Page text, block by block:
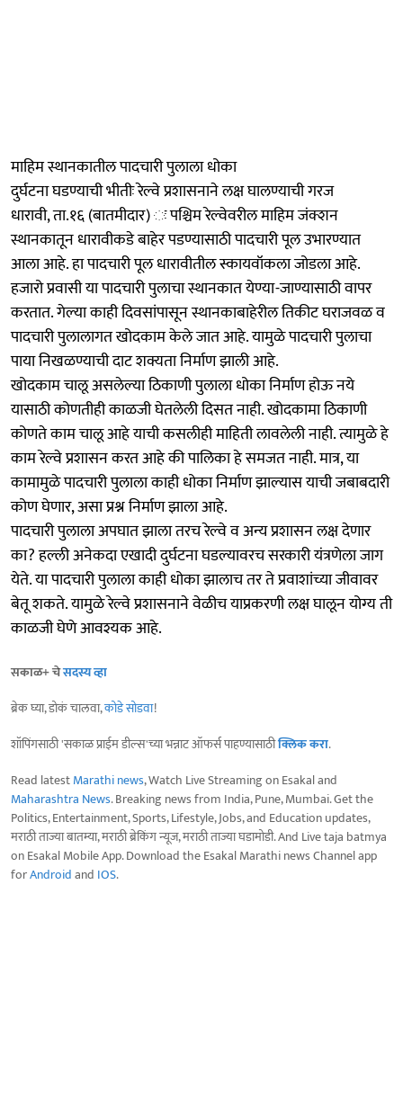
माहिम स्थानकातील पादचारी पुलाला धोका
दुर्घटना घडण्याची भीतीः रेल्वे प्रशासनाने लक्ष घालण्याची गरज
धारावी, ता.१६ (बातमीदार) ः पश्चिम रेल्वेवरील माहिम जंक्शन
स्थानकातून धारावीकडे बाहेर पडण्यासाठी पादचारी पूल उभारण्यात
आला आहे. हा पादचारी पूल धारावीतील स्कायवॉकला जोडला आहे.
हजारो प्रवासी या पादचारी पुलाचा स्थानकात येण्या-जाण्यासाठी वापर
करतात. गेल्या काही दिवसांपासून स्थानकाबाहेरील तिकीट घराजवळ व
पादचारी पुलालागत खोदकाम केले जात आहे. यामुळे पादचारी पुलाचा
पाया निखळण्याची दाट शक्यता निर्माण झाली आहे.
खोदकाम चालू असलेल्या ठिकाणी पुलाला धोका निर्माण होऊ नये
यासाठी कोणतीही काळजी घेतलेली दिसत नाही. खोदकामा ठिकाणी
कोणते काम चालू आहे याची कसलीही माहिती लावलेली नाही. त्यामुळे हे
काम रेल्वे प्रशासन करत आहे की पालिका हे समजत नाही. मात्र, या
कामामुळे पादचारी पुलाला काही धोका निर्माण झाल्यास याची जबाबदारी
कोण घेणार, असा प्रश्न निर्माण झाला आहे.
पादचारी पुलाला अपघात झाला तरच रेल्वे व अन्य प्रशासन लक्ष देणार
का? हल्ली अनेकदा एखादी दुर्घटना घडल्यावरच सरकारी यंत्रणेला जाग
येते. या पादचारी पुलाला काही धोका झालाच तर ते प्रवाशांच्या जीवावर
बेतू शकते. यामुळे रेल्वे प्रशासनाने वेळीच याप्रकरणी लक्ष घालून योग्य ती
काळजी घेणे आवश्यक आहे.
सकाळ+ चेसदस्य व्हा
ब्रेक घ्या, डोकं चालवा,कोडे सोडवा!
शॉपिंगसाठी 'सकाळ प्राईम डील्स'च्या भन्नाट ऑफर्स पाहण्यासाठीक्लिक करा.
Read latestMarathi news, Watch Live Streaming on Esakal and
Maharashtra News. Breaking news from India, Pune, Mumbai. Get the
Politics, Entertainment, Sports, Lifestyle, Jobs, and Education updates,
मराठी ताज्या बातम्या, मराठी ब्रेकिंग न्यूज, मराठी ताज्या घडामोडी. And Live taja batmya
on Esakal Mobile App. Download the Esakal Marathi news Channel app
forAndroidand IOS.